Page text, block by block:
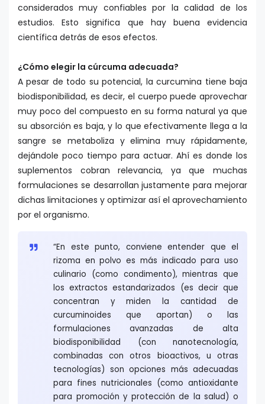
considerados muy confiables por la calidad de los
estudios. Esto significa que hay buena evidencia
científica detrás de esos efectos.
¿Cómo elegir la cúrcuma adecuada?
A pesar de todo su potencial, la curcumina tiene baja
biodisponibilidad, es decir, el cuerpo puede aprovechar
muy poco del compuesto en su forma natural ya que
su absorción es baja, y lo que efectivamente llega a la
sangre se metaboliza y elimina muy rápidamente,
dejándole poco tiempo para actuar. Ahí es donde los
suplementos cobran relevancia, ya que muchas
formulaciones se desarrollan justamente para mejorar
dichas limitaciones y optimizar así el aprovechamiento
por el organismo.
“En este punto, conviene entender que el
rizoma en polvo es más indicado para uso
culinario (como condimento), mientras que
los extractos estandarizados (es decir que
concentran y miden la cantidad de
curcuminoides que aportan) o las
formulaciones avanzadas de alta
biodisponibilidad (con nanotecnología,
combinadas con otros bioactivos, u otras
tecnologías) son opciones más adecuadas
para fines nutricionales (como antioxidante
para promoción y protección de la salud) o